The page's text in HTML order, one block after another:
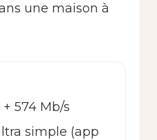
une maison à
574 Mb/s
simple (app